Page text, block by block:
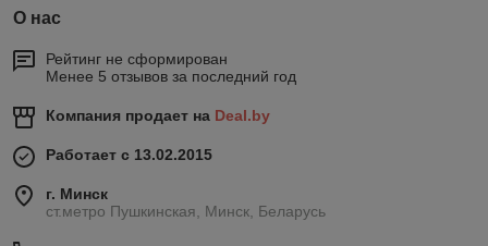
О нас
Рейтинг не сформирован
Менее 5 отзывов за последний год
Компания продает на Deal.by
Работает с 13.02.2015
г. Минск
ст.метро Пушкинская, Минск, Беларусь